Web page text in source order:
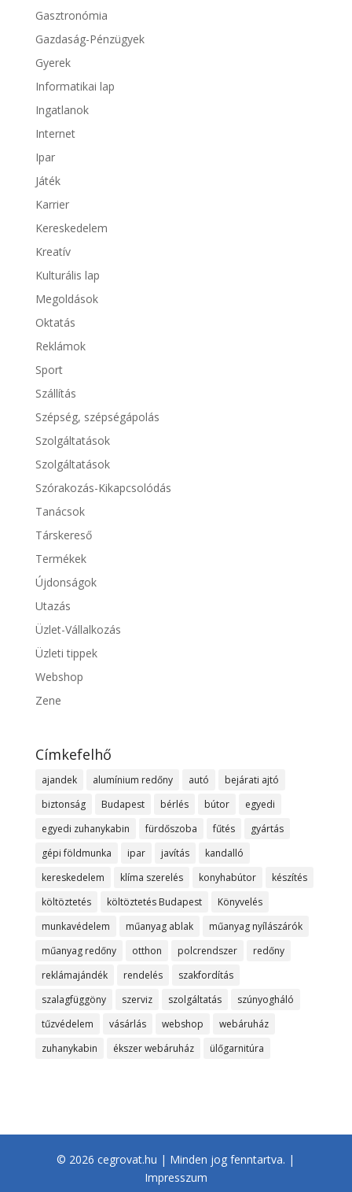
Gasztronómia
Gazdaság-Pénzügyek
Gyerek
Informatikai lap
Ingatlanok
Internet
Ipar
Játék
Karrier
Kereskedelem
Kreatív
Kulturális lap
Megoldások
Oktatás
Reklámok
Sport
Szállítás
Szépség, szépségápolás
Szolgáltatások
Szolgáltatások
Szórakozás-Kikapcsolódás
Tanácsok
Társkereső
Termékek
Újdonságok
Utazás
Üzlet-Vállalkozás
Üzleti tippek
Webshop
Zene
Címkefelhő
ajandek alumínium redőny autó
bejárati ajtó
biztonság
Budapest bérlés bútor
egyedi
egyedi zuhanykabin
fürdőszoba fűtés
gyártás
gépi földmunka
ipar javítás
kandalló
kereskedelem
klíma szerelés konyhabútor
készítés
költöztetés
költöztetés Budapest
Könyvelés
munkavédelem
műanyag ablak
műanyag nyílászárók
műanyag redőny
otthon polcrendszer
redőny
reklámajándék
rendelés
szakfordítás
szalagfüggöny
szerviz szolgáltatás
szúnyogháló
tűzvédelem
vásárlás webshop
webáruház
zuhanykabin
ékszer webáruház ülőgarnitúra
© 2026 cegrovat.hu | Minden jog fenntartva. |
Impresszum